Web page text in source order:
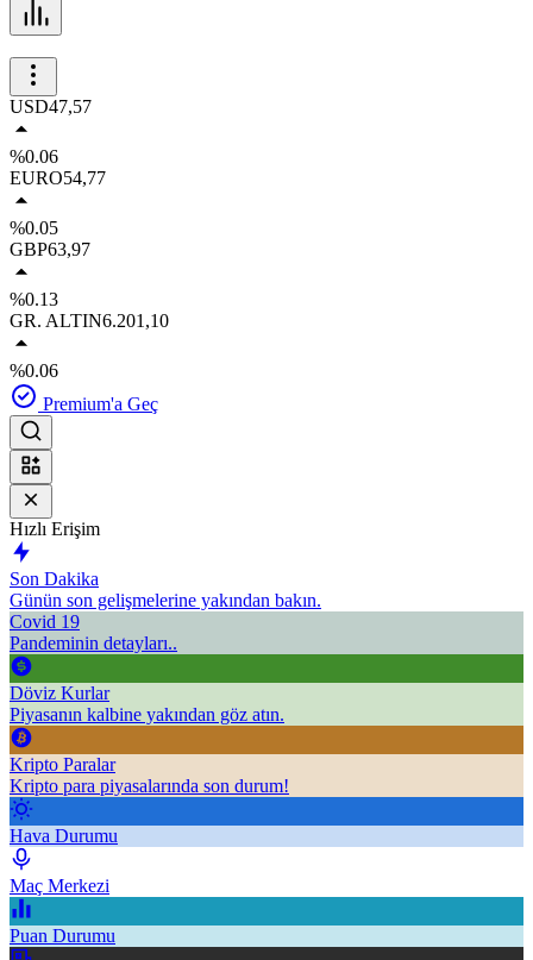
USD47,57
%0.06
EURO54,77
%0.05
GBP63,97
%0.13
GR. ALTIN6.201,10
%0.06
Premium'a Geç
Hızlı Erişim
Son Dakika
Günün son gelişmelerine yakından bakın.
Covid 19
Pandeminin detayları..
Döviz Kurlar
Piyasanın kalbine yakından göz atın.
Kripto Paralar
Kripto para piyasalarında son durum!
Hava Durumu
Maç Merkezi
Puan Durumu